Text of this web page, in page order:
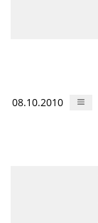
08.10.2010